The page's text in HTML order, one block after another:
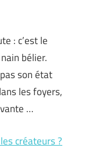
: c’est le
bélier.
son état
les foyers,
…
créateurs ?